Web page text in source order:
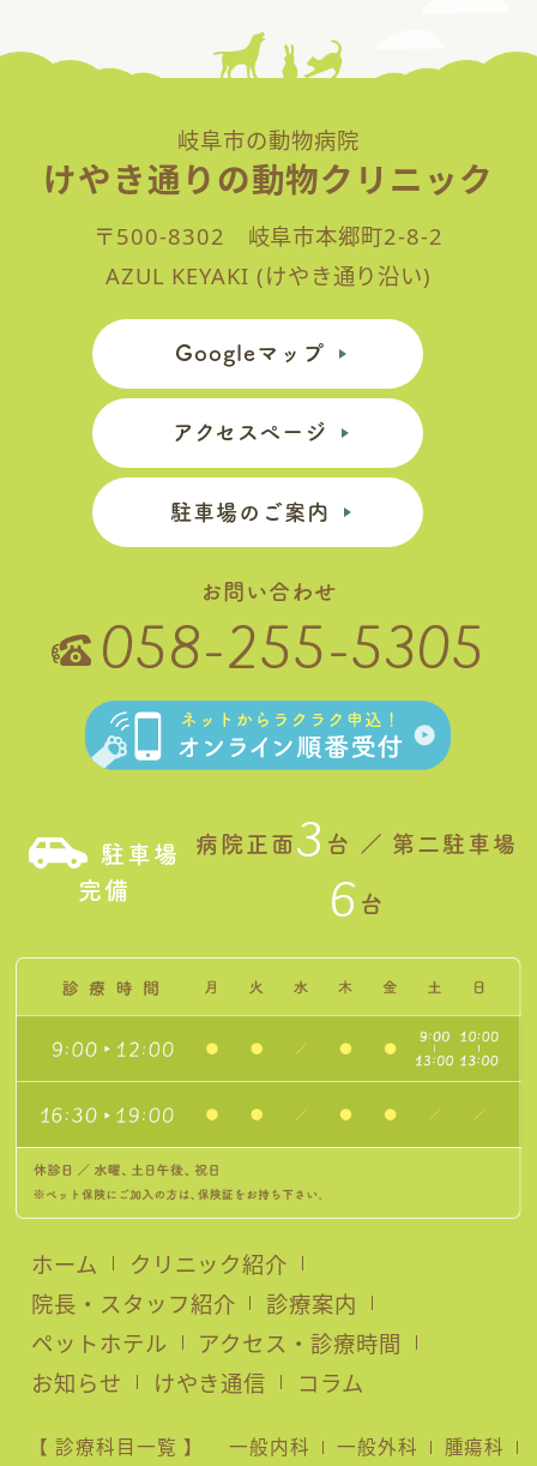
岐阜市の動物病院
けやき通りの動物クリニック
〒500-8302 岐阜市本郷町2-8-2
AZUL KEYAKI (けやき通り沿い)
Googleマップ
アクセスページ
駐車場のご案内
お問い合わせ
058-255-5305
駐車場
完備
病院正面 3 台 ／ 第二駐車場
6 台
ホーム
クリニック紹介
院長・スタッフ紹介
診療案内
ペットホテル
アクセス・診療時間
お知らせ
けやき通信 コラム
【 診療科目一覧 】 一般内科 一般外科 腫瘍科